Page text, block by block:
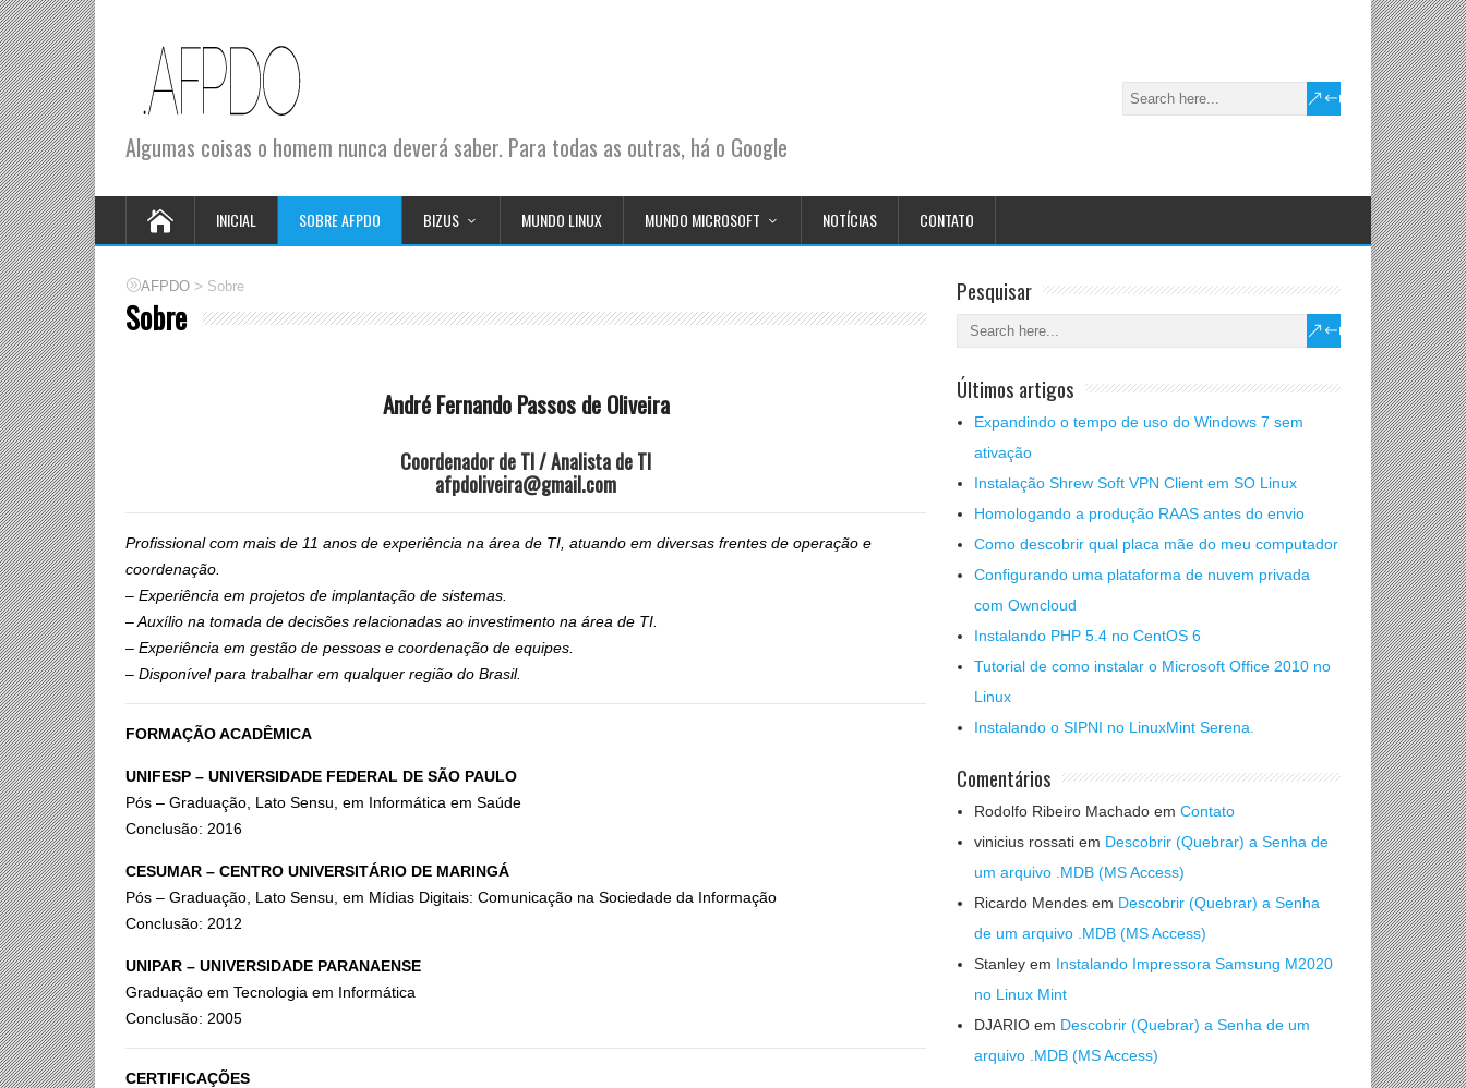
Algumas coisas o homem nunca deverá saber. Para todas as outras, há o Google
INICIAL SOBRE AFPDO BIZUS MUNDO LINUX MUNDO MICROSOFT NOTÍCIAS CONTATO
AFPDO > Sobre
Sobre
André Fernando Passos de Oliveira
Coordenador de TI / Analista de TI
afpdoliveira@gmail.com
Profissional com mais de 11 anos de experiência na área de TI, atuando em diversas frentes de operação e
coordenação.
– Experiência em projetos de implantação de sistemas.
– Auxílio na tomada de decisões relacionadas ao investimento na área de TI.
– Experiência em gestão de pessoas e coordenação de equipes.
– Disponível para trabalhar em qualquer região do Brasil.
FORMAÇÃO ACADÊMICA
UNIFESP – UNIVERSIDADE FEDERAL DE SÃO PAULO
Pós – Graduação, Lato Sensu, em Informática em Saúde
Conclusão: 2016
CESUMAR – CENTRO UNIVERSITÁRIO DE MARINGÁ
Pós – Graduação, Lato Sensu, em Mídias Digitais: Comunicação na Sociedade da Informação
Conclusão: 2012
UNIPAR – UNIVERSIDADE PARANAENSE
Graduação em Tecnologia em Informática
Conclusão: 2005
CERTIFICAÇÕES
Pesquisar
Últimos artigos
Expandindo o tempo de uso do Windows 7 sem
ativação
Instalação Shrew Soft VPN Client em SO Linux
Homologando a produção RAAS antes do envio
Como descobrir qual placa mãe do meu computador
Configurando uma plataforma de nuvem privada
com Owncloud
Instalando PHP 5.4 no CentOS 6
Tutorial de como instalar o Microsoft Office 2010 no
Linux
Instalando o SIPNI no LinuxMint Serena.
Comentários
Rodolfo Ribeiro Machado em Contato
vinicius rossati em Descobrir (Quebrar) a Senha de
um arquivo .MDB (MS Access)
Ricardo Mendes em Descobrir (Quebrar) a Senha
de um arquivo .MDB (MS Access)
Stanley em Instalando Impressora Samsung M2020
no Linux Mint
DJARIO em Descobrir (Quebrar) a Senha de um
arquivo .MDB (MS Access)